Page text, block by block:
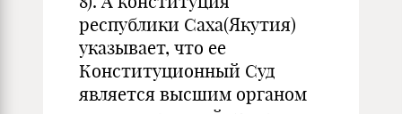
республики Саха(Якутия)
указывает, что ее
Конституционный Суд
является высшим органом